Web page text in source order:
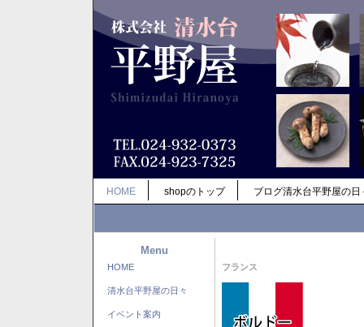
HOME shopのトップ ブログ清水台平野屋の日
Menu
HOME
清水台平野屋の日々
イベント案内
フランス